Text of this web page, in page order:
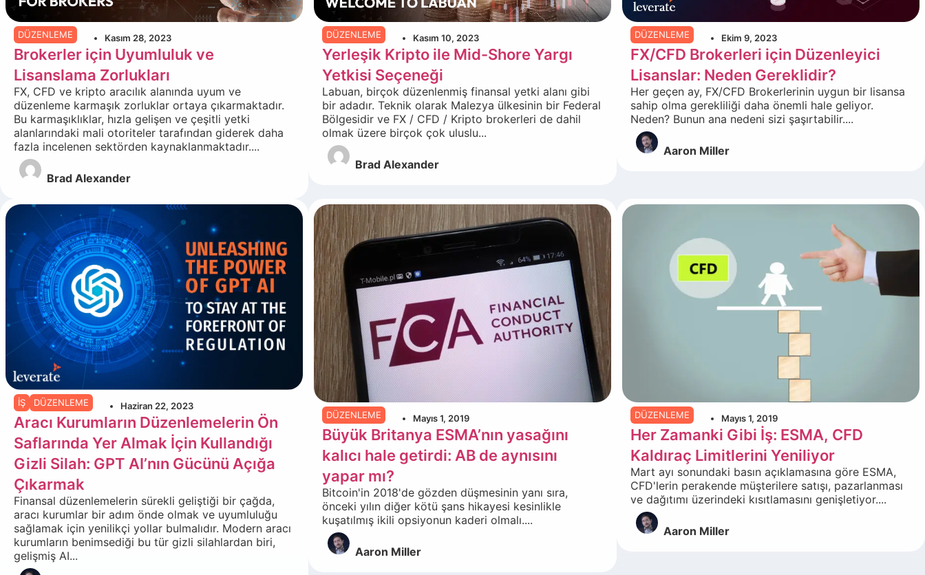
DÜZENLEME Kasım 28, 2023
Brokerler için Uyumluluk ve
Lisanslama Zorlukları
FX, CFD ve kripto aracılık alanında uyum ve
düzenleme karmaşık zorluklar ortaya çıkarmaktadır.
Bu karmaşıklıklar, hızla gelişen ve çeşitli yetki
alanlarındaki mali otoriteler tarafından giderek daha
fazla incelenen sektörden kaynaklanmaktadır....
Brad Alexander
DÜZENLEME Kasım 10, 2023
Yerleşik Kripto ile Mid-Shore Yargı
Yetkisi Seçeneği
Labuan, birçok düzenlenmiş finansal yetki alanı gibi
bir adadır. Teknik olarak Malezya ülkesinin bir Federal
Bölgesidir ve FX / CFD / Kripto brokerleri de dahil
olmak üzere birçok çok uluslu...
Brad Alexander
DÜZENLEME Ekim 9, 2023
FX/CFD Brokerleri için Düzenleyici
Lisanslar: Neden Gereklidir?
Her geçen ay, FX/CFD Brokerlerinin uygun bir lisansa
sahip olma gerekliliği daha önemli hale geliyor.
Neden? Bunun ana nedeni sizi şaşırtabilir....
Aaron Miller
İŞ DÜZENLEME Haziran 22, 2023
Aracı Kurumların Düzenlemelerin Ön
Saflarında Yer Almak İçin Kullandığı
Gizli Silah: GPT AI’nın Gücünü Açığa
Çıkarmak
Finansal düzenlemelerin sürekli geliştiği bir çağda,
aracı kurumlar bir adım önde olmak ve uyumluluğu
sağlamak için yenilikçi yollar bulmalıdır. Modern aracı
kurumların benimsediği bu tür gizli silahlardan biri,
gelişmiş AI...
DÜZENLEME Mayıs 1, 2019
Büyük Britanya ESMA’nın yasağını
kalıcı hale getirdi: AB de aynısını
yapar mı?
Bitcoin'in 2018'de gözden düşmesinin yanı sıra,
önceki yılın diğer kötü şans hikayesi kesinlikle
kuşatılmış ikili opsiyonun kaderi olmalı....
Aaron Miller
DÜZENLEME Mayıs 1, 2019
Her Zamanki Gibi İş: ESMA, CFD
Kaldıraç Limitlerini Yeniliyor
Mart ayı sonundaki basın açıklamasına göre ESMA,
CFD'lerin perakende müşterilere satışı, pazarlanması
ve dağıtımı üzerindeki kısıtlamasını genişletiyor....
Aaron Miller